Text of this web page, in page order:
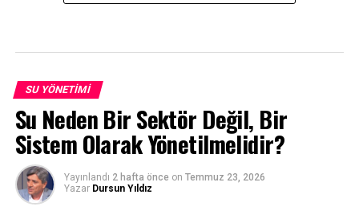
SU YÖNETIMI
Su Neden Bir Sektör Değil, Bir
Sistem Olarak Yönetilmelidir?
Yayınlandı 2 hafta önce on Temmuz 23, 2026
Yazar Dursun Yıldız